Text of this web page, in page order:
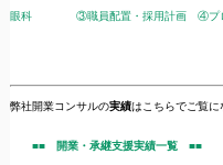
眼科 ③職員配置・採用計画 ④プロ
弊社開業コンサルの実績はこちらでご覧に
■■ 開業・承継支援実績一覧 ■■